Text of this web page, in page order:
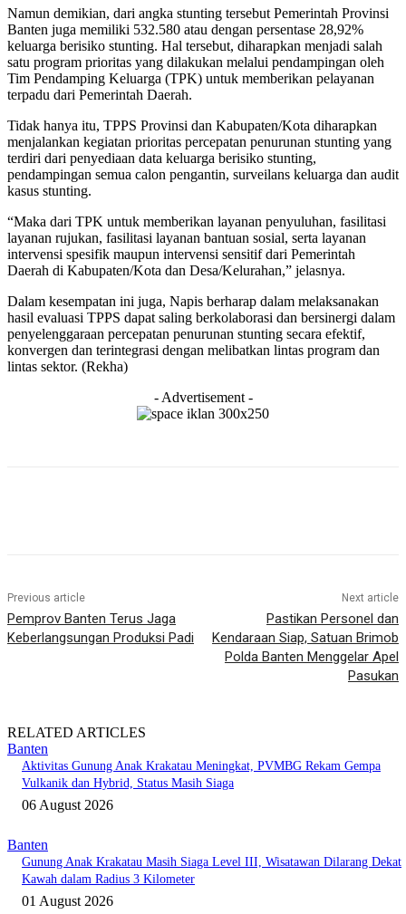
Namun demikian, dari angka stunting tersebut Pemerintah Provinsi
Banten juga memiliki 532.580 atau dengan persentase 28,92%
keluarga berisiko stunting. Hal tersebut, diharapkan menjadi salah
satu program prioritas yang dilakukan melalui pendampingan oleh
Tim Pendamping Keluarga (TPK) untuk memberikan pelayanan
terpadu dari Pemerintah Daerah.
Tidak hanya itu, TPPS Provinsi dan Kabupaten/Kota diharapkan
menjalankan kegiatan prioritas percepatan penurunan stunting yang
terdiri dari penyediaan data keluarga berisiko stunting,
pendampingan semua calon pengantin, surveilans keluarga dan audit
kasus stunting.
“Maka dari TPK untuk memberikan layanan penyuluhan, fasilitasi
layanan rujukan, fasilitasi layanan bantuan sosial, serta layanan
intervensi spesifik maupun intervensi sensitif dari Pemerintah
Daerah di Kabupaten/Kota dan Desa/Kelurahan,” jelasnya.
Dalam kesempatan ini juga, Napis berharap dalam melaksanakan
hasil evaluasi TPPS dapat saling berkolaborasi dan bersinergi dalam
penyelenggaraan percepatan penurunan stunting secara efektif,
konvergen dan terintegrasi dengan melibatkan lintas program dan
lintas sektor. (Rekha)
- Advertisement -
Previous article
Pemprov Banten Terus Jaga
Keberlangsungan Produksi Padi
Next article
Pastikan Personel dan
Kendaraan Siap, Satuan Brimob
Polda Banten Menggelar Apel
Pasukan
RELATED ARTICLES
Banten
Aktivitas Gunung Anak Krakatau Meningkat, PVMBG Rekam Gempa
Vulkanik dan Hybrid, Status Masih Siaga
06 August 2026
Banten
Gunung Anak Krakatau Masih Siaga Level III, Wisatawan Dilarang Dekat
Kawah dalam Radius 3 Kilometer
01 August 2026